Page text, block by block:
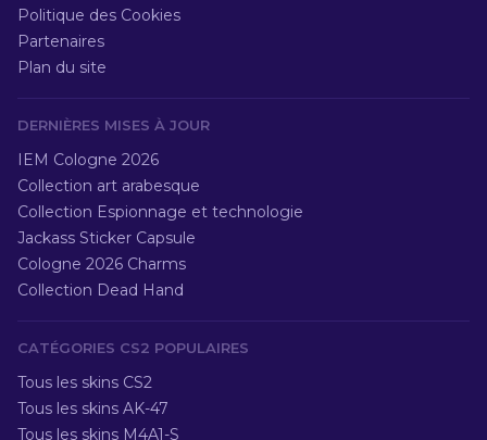
Politique des Cookies
Partenaires
Plan du site
DERNIÈRES MISES À JOUR
IEM Cologne 2026
Collection art arabesque
Collection Espionnage et technologie
Jackass Sticker Capsule
Cologne 2026 Charms
Collection Dead Hand
CATÉGORIES CS2 POPULAIRES
Tous les skins CS2
Tous les skins AK-47
Tous les skins M4A1-S